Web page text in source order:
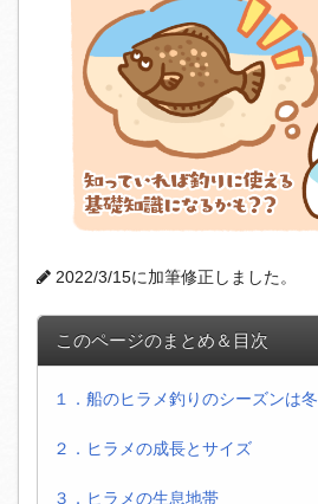
2022/3/15に加筆修正しました。
このページのまとめ＆目次
１．船のヒラメ釣りのシーズンは冬
２．ヒラメの成長とサイズ
３．ヒラメの生息地帯